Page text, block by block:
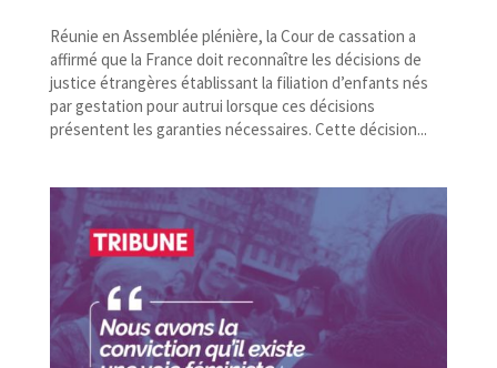
Réunie en Assemblée plénière, la Cour de cassation a
affirmé que la France doit reconnaître les décisions de
justice étrangères établissant la filiation d’enfants nés
par gestation pour autrui lorsque ces décisions
présentent les garanties nécessaires. Cette décision...